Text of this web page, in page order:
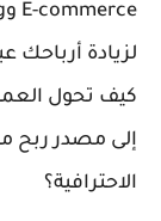
لزيادة أرباحك
إلى مصدر ربح
الاحترافية؟